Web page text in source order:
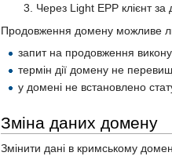
Через Light EPP клієнт
Продовження домену можливе
запит на продовження
термін дії домену не
у домені не встановлено
Зміна даних домену
Змінити дані в кримському